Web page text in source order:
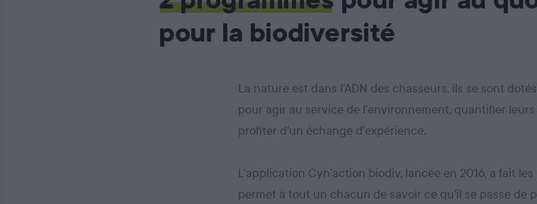
pour la biodiversité
La nature est dans l’ADN des chasseurs, ils se sont
pour agir au service de l’environnement, quantifier
profiter d’un échange d’expérience.
L’application Cyn’action biodiv, lancée en 2016, a fait
permet à tout un chacun de savoir ce qu’il se passe de